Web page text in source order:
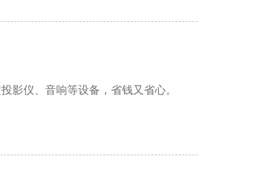
影仪、音响等设备，省钱又省心。